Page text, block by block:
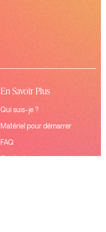
En Savoir Plus
Qui suis-je ?
Matériel pour démarrer
FAQ